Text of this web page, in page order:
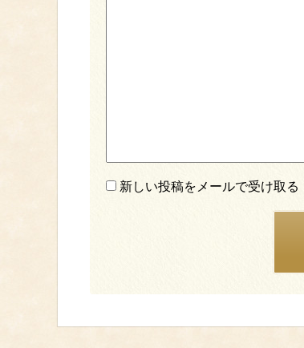
新しい投稿をメールで受け取る